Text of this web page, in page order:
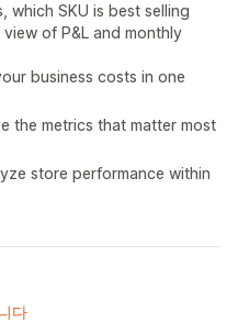
which SKU is best selling
of P&L and monthly
business costs in one
the metrics that matter most
store performance within
다